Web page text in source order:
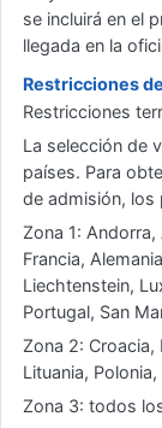
se incluirá en el
llegada en la
Restricciones
Restricciones
La selección de
países. Para
de admisión, los
Zona 1: Andorra,
Francia,
Liechtenstein,
Portugal, San
Zona 2: Croacia,
Lituania,
Zona 3: todos